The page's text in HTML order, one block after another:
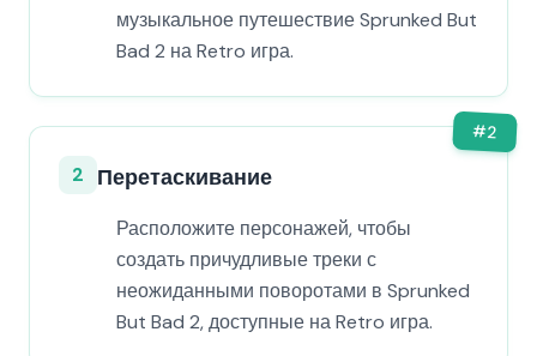
музыкальное путешествие Sprunked But
Bad 2 на Retro игра.
#2
2 Перетаскивание
Расположите персонажей, чтобы
создать причудливые треки с
неожиданными поворотами в Sprunked
But Bad 2, доступные на Retro игра.